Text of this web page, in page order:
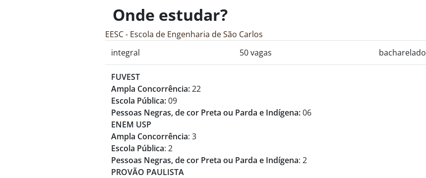
Onde estudar?
EESC - Escola de Engenharia de São Carlos
integral
50 vagas bacharelado
FUVEST
Ampla Concorrência:22
Escola Pública:09
Pessoas Negras, de cor Preta ou Parda e Indígena:06
ENEM USP
Ampla Concorrência: 3
Escola Pública: 2
Pessoas Negras, de cor Preta ou Parda e Indígena: 2
PROVÃO PAULISTA